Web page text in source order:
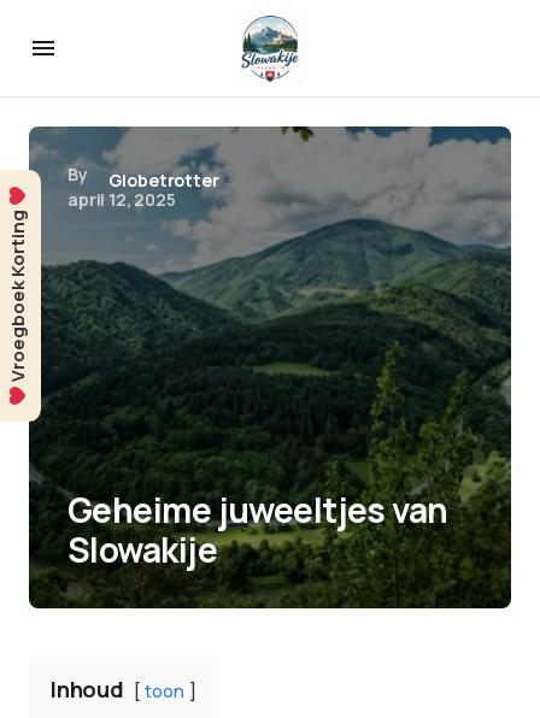
By
Globetrotter
april 12, 2025
Geheime juweeltjes van
Slowakije
Inhoud toon
Vroegboek Korting